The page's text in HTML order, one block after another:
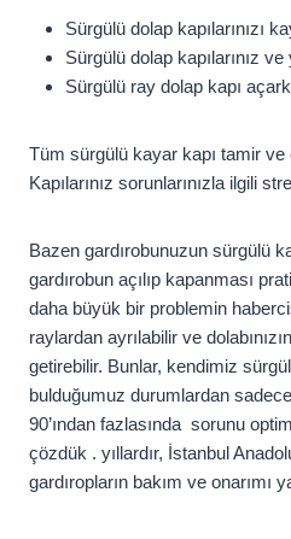
Sürgülü dolap kapılarınızı
Sürgülü dolap kapılarınız
Sürgülü ray dolap kapı
Tüm sürgülü kayar kapı tamir ve
Kapılarınız sorunlarınızla ilgili
Bazen gardırobunuzun sürgülü
gardırobun açılıp kapanması
daha büyük bir problemin
raylardan ayrılabilir ve
getirebilir. Bunlar, kendimiz
bulduğumuz durumlardan
90’ından fazlasında sorunu
çözdük . yıllardır, İstanbul
gardıropların bakım ve onarımı